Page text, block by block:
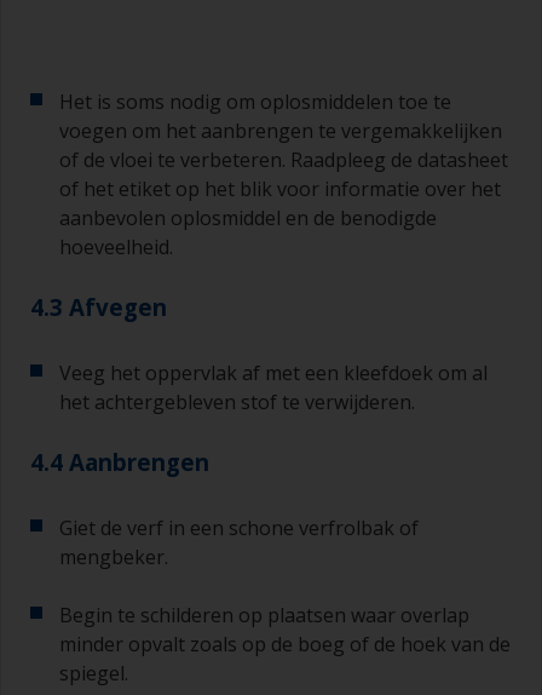
van de verf, dan is de verf te dun of u brengt te
veel aan.
Gebruik verf niet rechtstreeks uit het blik, want
daarmee kunt u vuil overhevelen en kan verf
vroegtijdig verouderen als gevolg van
verdamping van het oplosmiddel. Giet de
gebruiken in een aparte verfrolbak of
mengbeker.
Oude jampotjes of schone droge blikken kunnen
nuttig zijn voor het mengen van de verf. Ook zijn
ideaal voor het afmeten van kleine
hoeveelheden verf en verhardingsmiddel voor de
Als u primers aanbrengt met antifouling
dat de tijd tussen het einde van het aanbrengen
van de epoxy primer en de eerste laag
antifouling niet langer is dan vermeld op de
datasheet of het etiket. Dit is met name van
Het is soms nodig om oplosmiddelen toe te
voegen om het aanbrengen te vergemakkelijken
of de vloei te verbeteren. Raadpleeg de datasheet
of het etiket op het blik voor informatie over het
aanbevolen oplosmiddel en de benodigde
hoeveelheid.
4.3 Afvegen
Veeg het oppervlak af met een kleefdoek om al
het achtergebleven stof te verwijderen.
4.4 Aanbrengen
Giet de verf in een schone verfrolbak of
mengbeker.
Begin te schilderen op plaatsen waar overlap
minder opvalt zoals op de boeg of de hoek van de
spiegel.